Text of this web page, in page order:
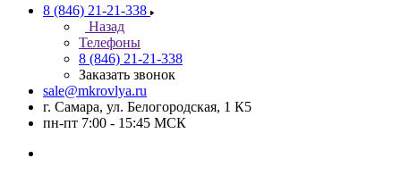
8 (846) 21-21-338
Назад
Телефоны
8 (846) 21-21-338
Заказать звонок
sale@mkrovlya.ru
г. Самара, ул. Белогородская, 1 К5
пн-пт 7:00 - 15:45 МСК